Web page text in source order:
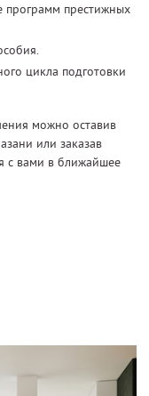
престижных
цикла подготовки
можно оставив
или заказав
с вами в ближайшее